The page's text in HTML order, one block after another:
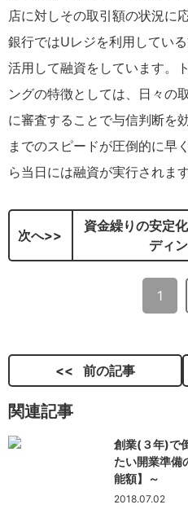
店に対しその取引額の状況に
銀行ではUレジを利用してい
活用して融資をしています。
ングの特徴としては、日々の
に審査することで与信判断を
までのスピードが圧倒的に早
ら当日には融資が実行されます
次へ
資金繰りの安定
ディ
1
前の記事
関連記事
創業(３年)で
たい開業準備
能額】～
2018.07.02